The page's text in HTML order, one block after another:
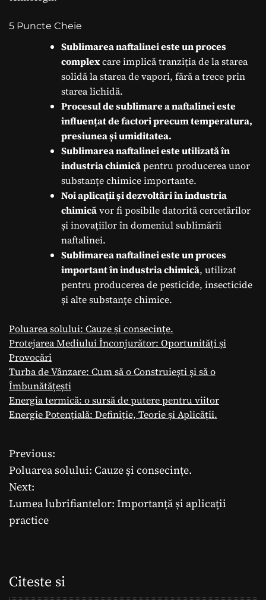
5 Puncte Cheie
Sublimarea naftalinei este un proces
complexcare implică tranziția de la starea
solidă la starea de vapori, fără a trece prin
starea lichidă.
Procesul de sublimare a naftalinei este
influențat de factori precum temperatura,
presiunea și umiditatea.
Sublimarea naftalinei este utilizată în
industria chimicăpentru producerea unor
substanțe chimice importante.
Noi aplicații și dezvoltări în industria
chimicăvor fi posibile datorită cercetărilor
și inovațiilor în domeniul sublimării
naftalinei.
Sublimarea naftalinei este un proces
important în industria chimică, utilizat
pentru producerea de pesticide, insecticide
și alte substanțe chimice.
Poluarea solului: Cauze și consecințe.
Protejarea Mediului Înconjurător: Oportunități și
Provocări
Turba de Vânzare: Cum să o Construiești și să o
Îmbunătățești
Energia termică: o sursă de putere pentru viitor
Energie Potențială: Definiție, Teorie și Aplicății.
N
a
v
a
Previous:
Poluarea solului: Cauze și consecințe.
Next:
Lumea lubrifiantelor: Importanță și aplicații
practice
Citeste si